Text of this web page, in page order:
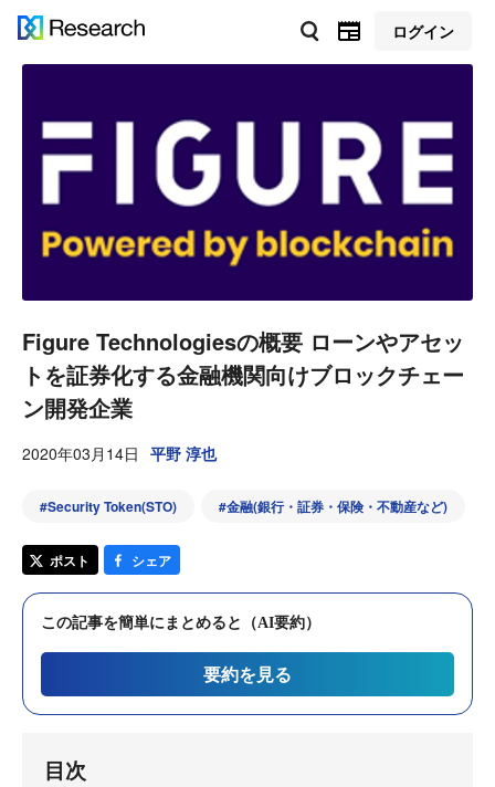
ログイン
Figure Technologiesの概要 ローンやアセッ
トを証券化する金融機関向けブロックチェー
ン開発企業
2020年03月14日 平野 淳也
#Security Token(STO) #金融(銀行・証券・保険・不動産など)
ポスト シェア
この記事を簡単にまとめると（AI要約）
要約を見る
目次